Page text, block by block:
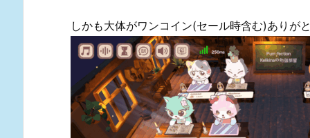
しかも大体がワンコイン(セール時含む)ありが